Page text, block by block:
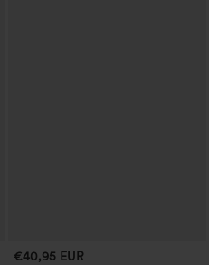
€40,95 EUR